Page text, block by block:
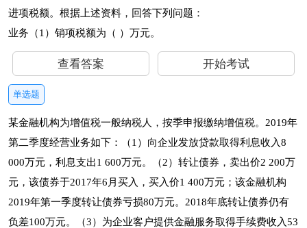
进项税额。根据上述资料，回答下列问题：
业务（1）销项税额为（ ）万元。
查看答案 开始考试
单选题
某金融机构为增值税一般纳税人，按季申报缴纳增值税。2019年
第二季度经营业务如下：（1）向企业发放贷款取得利息收入8
000万元，利息支出1 600万元。（2）转让债券，卖出价2 200万
元，该债券于2017年6月买入，买入价1 400万元；该金融机构
2019年第一季度转让债券亏损80万元。2018年底转让债券仍有
负差100万元。（3）为企业客户提供金融服务取得手续费收入53